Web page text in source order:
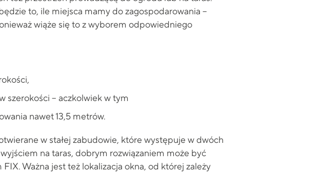
to, ile miejsca mamy do zagospodarowania –
wiąże się to z wyborem odpowiedniego
szerokości – aczkolwiek w tym
nawet 13,5 metrów.
w stałej zabudowie, które występuje w dwóch
na taras, dobrym rozwiązaniem może być
Ważna jest też lokalizacja okna, od której zależy